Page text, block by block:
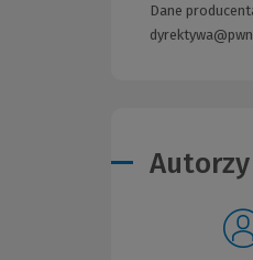
Dane
Autorzy